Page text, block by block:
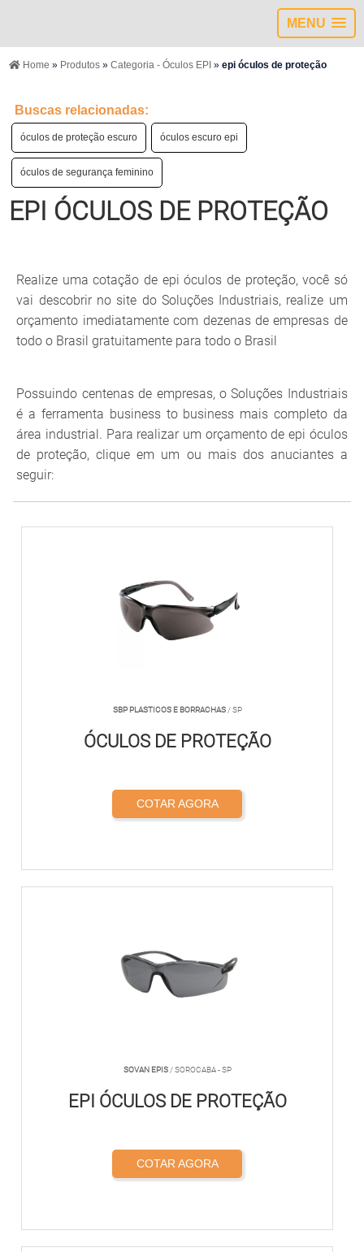
MENU
Home » Produtos» Categoria - Óculos EPI» epi óculos de proteção
Buscas relacionadas:
óculos de proteção escuro óculos escuro epi
óculos de segurança feminino
EPI ÓCULOS DE PROTEÇÃO
Realize uma cotação de epi óculos de proteção, você só
vai descobrir no site do Soluções Industriais, realize um
orçamento imediatamente com dezenas de empresas de
todo o Brasil gratuitamente para todo o Brasil
Possuindo centenas de empresas, o Soluções Industriais
é a ferramenta business to business mais completo da
área industrial. Para realizar um orçamento de epi óculos
de proteção, clique em um ou mais dos anuciantes a
seguir:
SBP PLASTICOS E BORRACHAS/ SP
ÓCULOS DE PROTEÇÃO
COTAR AGORA
SOVAN EPIS/ SOROCABA - SP
EPI ÓCULOS DE PROTEÇÃO
COTAR AGORA